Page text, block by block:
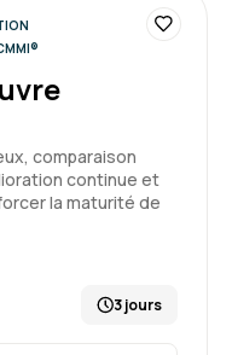
comparaison
continue et
la maturité de
3 jours